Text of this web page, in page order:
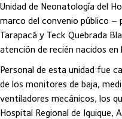
Unidad de Neonatología del
marco del convenio público –
Tarapacá y Teck Quebrada
atención de recién nacidos en
Personal de esta unidad fue
de los monitores de baja,
ventiladores mecánicos, los
Hospital Regional de Iquique,